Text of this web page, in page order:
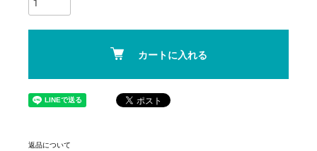
カートに入れる
返品について